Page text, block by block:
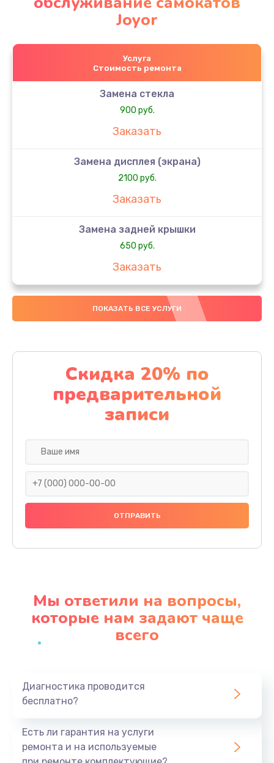
Joyor
Услуга
Стоимость ремонта
Замена стекла
900 руб.
Заказать
Замена дисплея (экрана)
2100 руб.
Заказать
Замена задней крышки
650 руб.
Заказать
Замена аккумулятора
4000 руб.
Замена материнской платы
1100 руб.
Заказать
Замена праймера
1000 руб.
Заказать
Профилактическая чистка
Заказать
ПОКАЗАТЬ ВСЕ УСЛУГИ
Скидка 20% по
предварительной
записи
Мы ответили на вопросы,
которые нам задают чаще
всего
Диагностика проводится
бесплатно?
Есть ли гарантия на услуги
ремонта и на используемые